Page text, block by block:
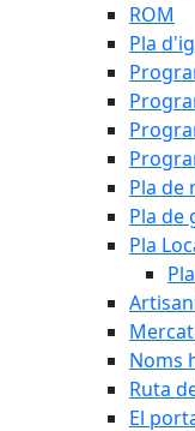
ROM
Pla
Pla de
Pla de
Pla
Noms
Ruta
El